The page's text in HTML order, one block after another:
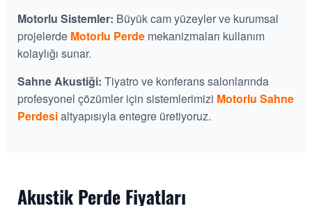
Motorlu Sistemler: Büyük cam yüzeyler ve kurumsal
projelerde Motorlu Perde mekanizmaları kullanım
kolaylığı sunar.
Sahne Akustiği: Tiyatro ve konferans salonlarında
profesyonel çözümler için sistemlerimizi Motorlu Sahne
Perdesialtyapısıyla entegre üretiyoruz.
Akustik Perde Fiyatları